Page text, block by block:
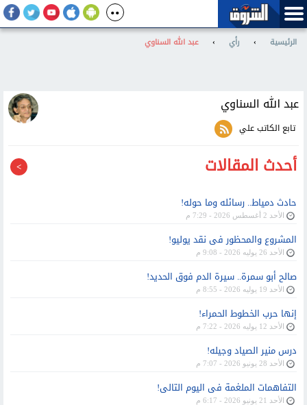
الرئيسية › رأي › عبد الله السناوي
عبد الله السناوي
تابع الكاتب علي
أحدث المقالات
حادث دمياط.. رسائله وما حوله!
الأحد 2 أغسطس 2026 - 7:29 م
المشروع والمحظور فى نقد يوليو!
الأحد 26 يوليه 2026 - 9:08 م
صالح أبو سمرة.. سيرة الدم فوق الحديد!
الأحد 19 يوليه 2026 - 8:55 م
إنها حرب الخطوط الحمراء!
الأحد 12 يوليه 2026 - 7:22 م
درس منير الصياد وجيله!
الأحد 28 يونيو 2026 - 7:07 م
التفاهمات الملغمة فى اليوم التالى!
الأحد 21 يونيو 2026 - 6:17 م